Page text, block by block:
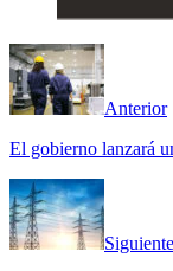
Anterior
El gobierno lanzará
Siguiente